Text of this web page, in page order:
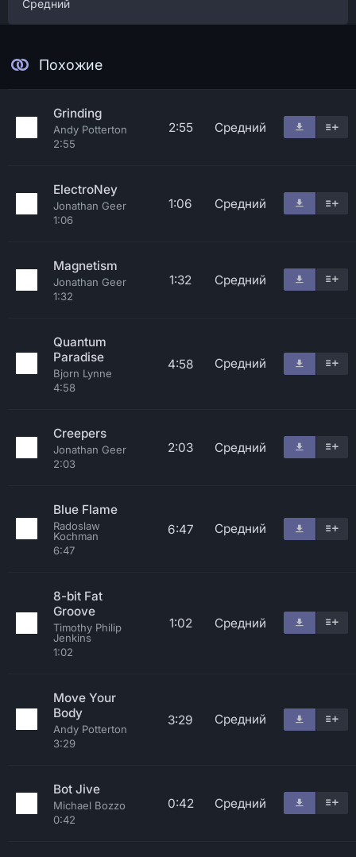
Средний
Похожие
Grinding
Andy Potterton
2:55
2:55 Средний
ElectroNey
Jonathan Geer
1:06
1:06 Средний
Magnetism
Jonathan Geer
1:32
1:32 Средний
Quantum
Paradise
Bjorn Lynne
4:58
4:58 Средний
Creepers
Jonathan Geer
2:03
2:03 Средний
Blue Flame
Radoslaw
Kochman
6:47
6:47 Средний
8-bit Fat
Groove
Timothy Philip
Jenkins
1:02
1:02 Средний
Move Your
Body
Andy Potterton
3:29
3:29 Средний
Bot Jive
Michael Bozzo
0:42
0:42 Средний